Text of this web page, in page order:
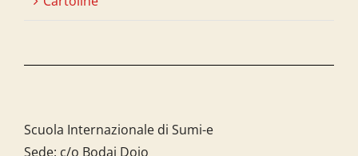
Scuola Internazionale di Sumi-e
Sede: c/o Bodai Dojo